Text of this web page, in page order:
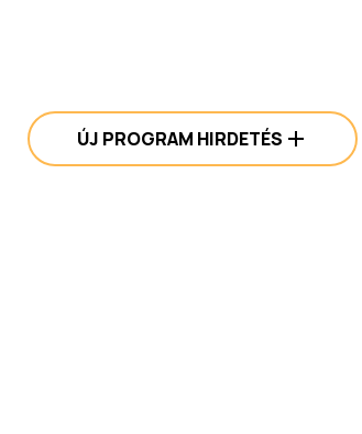
ÚJ PROGRAM HIRDETÉS